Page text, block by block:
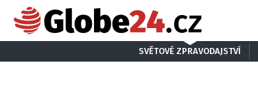
SVĚTOVÉ ZPRAVODAJSTVÍ